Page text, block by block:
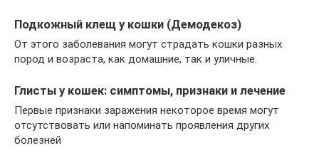
Подкожный клещ у кошки (Демодекоз)
От этого заболевания могут страдать кошки разных
пород и возраста, как домашние, так и уличные.
Глисты у кошек: симптомы, признаки и лечение
Первые признаки заражения некоторое время могут
отсутствовать или напоминать проявления других
болезней